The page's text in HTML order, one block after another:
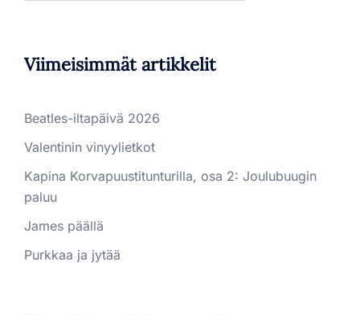
Viimeisimmät artikkelit
Beatles-iltapäivä 2026
Valentinin vinyylietkot
Kapina Korvapuustitunturilla, osa 2: Joulubuugin
paluu
James päällä
Purkkaa ja jytää